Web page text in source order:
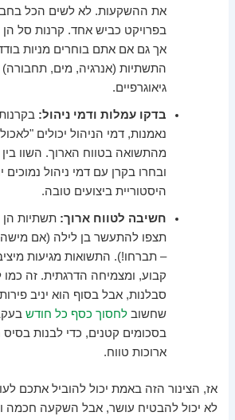
את ההשקעות. לא לשים הכל
בפרויקט כביש אחד. קרנות סל הן
אך גם אם אתם בוחרים מניות
התשתיות (אנרגיה, מים, תחבורה)
גיאוגרפיים.
בדקו עמלות ודמי ניהול:
נאמנות, דמי הניהול יכולים
מהתשואה בטווח הארוך. השוו
ובחרו בקרן עם דמי ניהול
היסטוריית ביצועים טובה.
חשיבה לטווח ארוך: תשתיות
תצפו להתעשר בן לילה (אם
– תברחו!). התשואות מגיעות
קבוע, ומצמיחה הדרגתית. זה כמו
סבלנות, אבל בסוף הוא יניב
שחשובלחסוך כסף כל חודש
בסכומים קטנים, כדי לבנות
ארוכות טווח.
אז, הצינור הזה באמת יכול להוביל אתכם
לא יכול להבטיח עושר, אבל השקעה חכמה